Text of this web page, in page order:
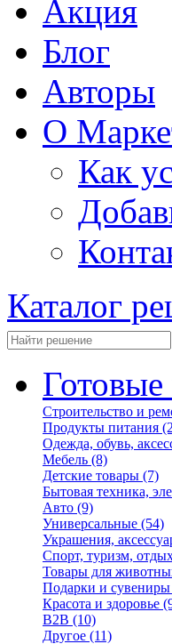
Акция
Блог
Авторы
О
Как
Каталог
Строительство и
Продукты питания
Одежда, обувь,
Мебель (8)
Детские товары (7)
Бытовая техника,
Авто (9)
Универсальные (54)
Украшения,
Спорт, туризм,
Товары для
Подарки и сувениры
Красота и здоровье
B2B (10)
Другое (11)